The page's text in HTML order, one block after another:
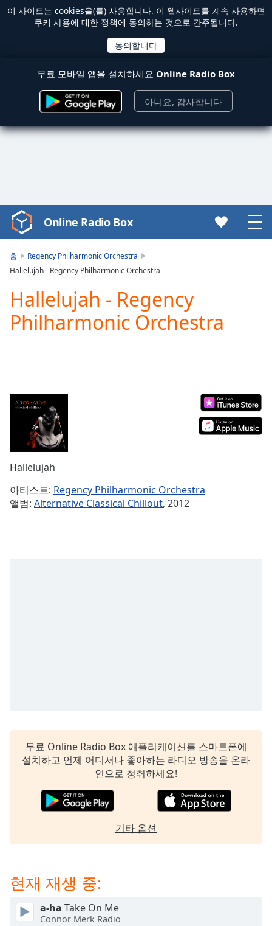
이 사이트는 cookies을(를) 사용합니다. 이 웹사이트를 계속 사용하면
쿠키 사용에 대한 정책에 동의하는 것으로 간주됩니다.
무료 모바일 앱을 설치하세요 Online Radio Box
아니요, 감사합니다
Video
Player
loading.
Video
Play
Skip
Backward
Time0:00
Duration-:-
Loaded:
TypeLIVE
Seek to
live,
currently
selected
Subtitles
settings,
opens
dialog
selected
Audio
Track
Online Radio Box
홈
Regency Philharmonic Orchestra
Hallelujah - Regency Philharmonic Orchestra
Hallelujah - Regency
Philharmonic Orchestra
Hallelujah
아티스트: Regency Philharmonic Orchestra
앨범: Alternative Classical Chillout, 2012
무료 Online Radio Box 애플리케이션를 스마트폰에
설치하고 언제 어디서나 좋아하는 라디오 방송을 온라
인으로 청취하세요!
기타 옵션
현재 재생 중:
a-ha Take On Me
Connor Merk Radio